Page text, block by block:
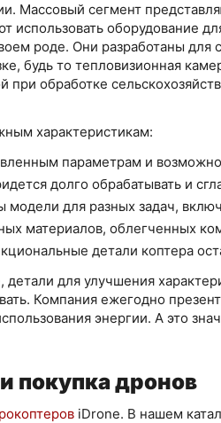
Массовый сегмент
использовать оборудование
роде. Они разработаны
будь то тепловизионная
обработке
характеристикам:
параметрам и
долго обрабатывать и
модели для разных задач,
материалов, облегченных
детали коптера
для улучшения
Компания ежегодно
энергии. А это
покупка дронов
iDrone. В нашем